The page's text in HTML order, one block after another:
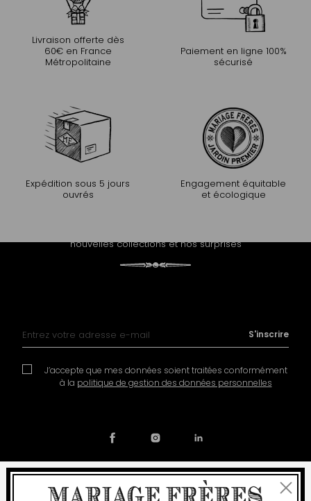
Livraison offerte dès
60€ en France
Métropolitaine
Paiement en ligne 100%
sécurisé
Expédition sous 5 jours
ouvrés
Engagement équitable
et écologique
nouvelles collections et nos surprises
J’accepte que mes données soient traitées conformément
à la politique de gestion des données personnelles
S'inscrire
Fermer